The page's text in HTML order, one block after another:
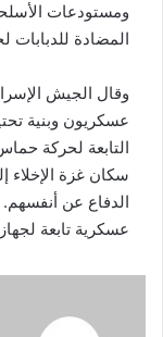
ومستودعات
المضادة
وقال الجيش
عسكريون وبنية
التابعة لحركة
سكان غزة الإخلاء
الدفاع عن
عسكرية تابعة